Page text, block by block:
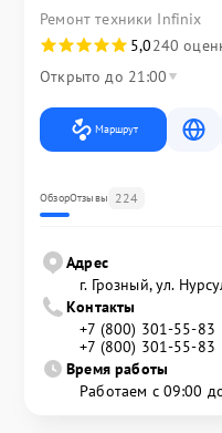
Ремонт техники Infinix
5,0240
Открыто до 21:00
Маршрут
ОбзорОтзывы 224
Адрес
г. Грозный, ул.
Контакты
+7 (800) 301-55-83
+7 (800) 301-55-83
Время работы
Работаем с 09:00